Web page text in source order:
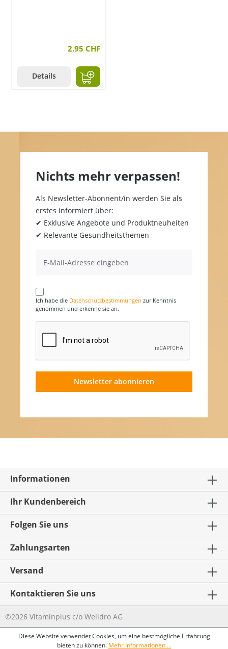
2.95 CHF
Details
Nichts mehr verpassen!
Als Newsletter-Abonnent/in werden Sie als
erstes informiert über:
✔ Exklusive Angebote und Produktneuheiten
✔ Relevante Gesundheitsthemen
Ich habe die Datenschutzbestimmungen zur Kenntnis
genommen und erkenne sie an.
Newsletter abonnieren
Informationen
Ihr Kundenbereich
Folgen Sie uns
Zahlungsarten
Versand
Kontaktieren Sie uns
©2026 Vitaminplus c/o Welldro AG
Diese Website verwendet Cookies, um eine bestmögliche Erfahrung
bieten zu können. Mehr Informationen ...